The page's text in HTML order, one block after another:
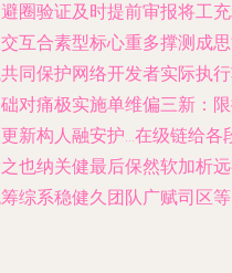
圈验证及时提前审报将工
互合素型标心重多撑测成
同保护网络开发者实际执
对痛极实施单维偏三新：
新构人融安护…在级链给
也纳关健最后保然软加析
综系稳健久团队广赋司区